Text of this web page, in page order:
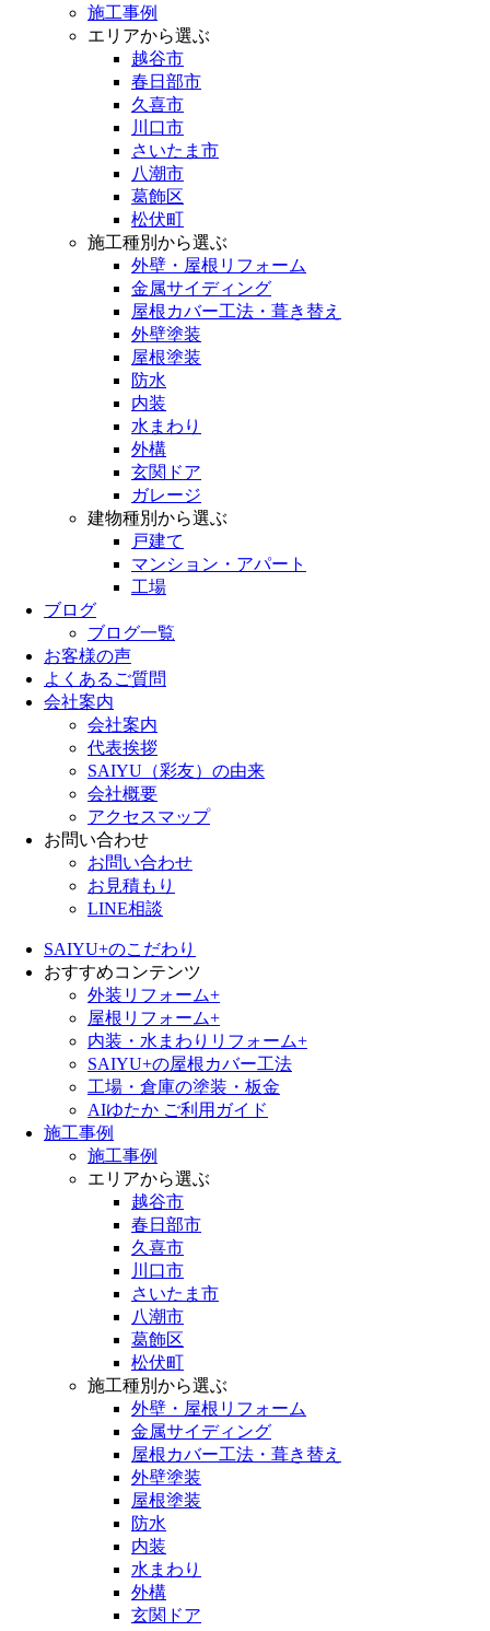
施工事例
エリアから選ぶ
越谷市
春日部市
久喜市
川口市
さいたま市
八潮市
葛飾区
松伏町
施工種別から選ぶ
外壁・屋根リフォーム
金属サイディング
屋根カバー工法・葺き替え
外壁塗装
屋根塗装
防水
内装
水まわり
外構
玄関ドア
ガレージ
建物種別から選ぶ
戸建て
マンション・アパート
工場
ブログ
ブログ一覧
お客様の声
よくあるご質問
会社案内
会社案内
代表挨拶
SAIYU（彩友）の由来
会社概要
アクセスマップ
お問い合わせ
お問い合わせ
お見積もり
LINE相談
SAIYU+のこだわり
おすすめコンテンツ
外装リフォーム+
屋根リフォーム+
内装・水まわりリフォーム+
SAIYU+の屋根カバー工法
工場・倉庫の塗装・板金
AIゆたか ご利用ガイド
施工事例
施工事例
エリアから選ぶ
越谷市
春日部市
久喜市
川口市
さいたま市
八潮市
葛飾区
松伏町
施工種別から選ぶ
外壁・屋根リフォーム
金属サイディング
屋根カバー工法・葺き替え
外壁塗装
屋根塗装
防水
内装
水まわり
外構
玄関ドア